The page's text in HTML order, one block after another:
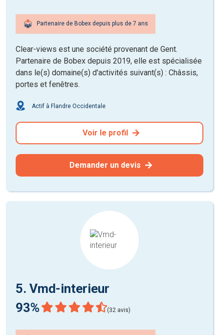
Partenaire de Bobex depuis plus de 7 ans
Clear-views est une société provenant de Gent.
Partenaire de Bobex depuis 2019, elle est spécialisée
dans le(s) domaine(s) d'activités suivant(s) : Châssis,
portes et fenêtres.
Actif à Flandre Occidentale
Voir le profil
Demander un devis
5. Vmd-interieur
93%
(32 avis)